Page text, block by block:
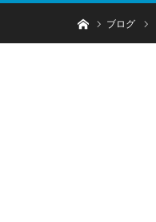
ホームブログ